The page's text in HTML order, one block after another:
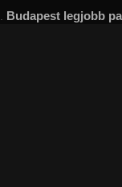
Budapest legjobb